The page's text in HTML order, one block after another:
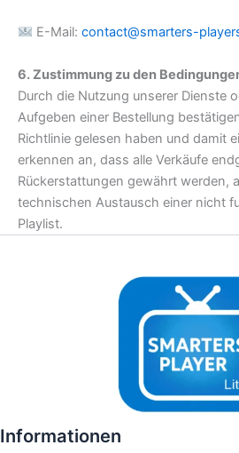
E-Mail: contact@smarters-
6. Zustimmung zu den
Durch die Nutzung unserer Dienste
Aufgeben einer Bestellung
Richtlinie gelesen haben und damit
erkennen an, dass alle Verkäufe
Rückerstattungen gewährt werden,
technischen Austausch einer nicht
Playlist.
Informationen